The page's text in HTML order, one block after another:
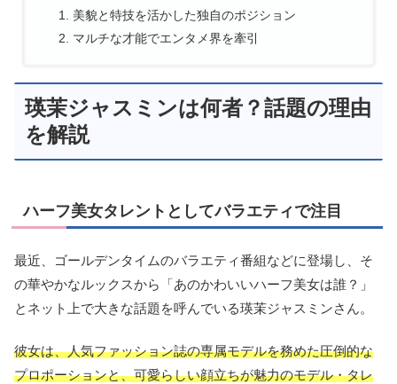
美貌と特技を活かした独自のポジション
マルチな才能でエンタメ界を牽引
瑛茉ジャスミンは何者？話題の理由
を解説
ハーフ美女タレントとしてバラエティで注目
最近、ゴールデンタイムのバラエティ番組などに登場し、そ
の華やかなルックスから「あのかわいいハーフ美女は誰？」
とネット上で大きな話題を呼んでいる瑛茉ジャスミンさん。
彼女は、人気ファッション誌の専属モデルを務めた圧倒的な
プロポーションと、可愛らしい顔立ちが魅力のモデル・タレ